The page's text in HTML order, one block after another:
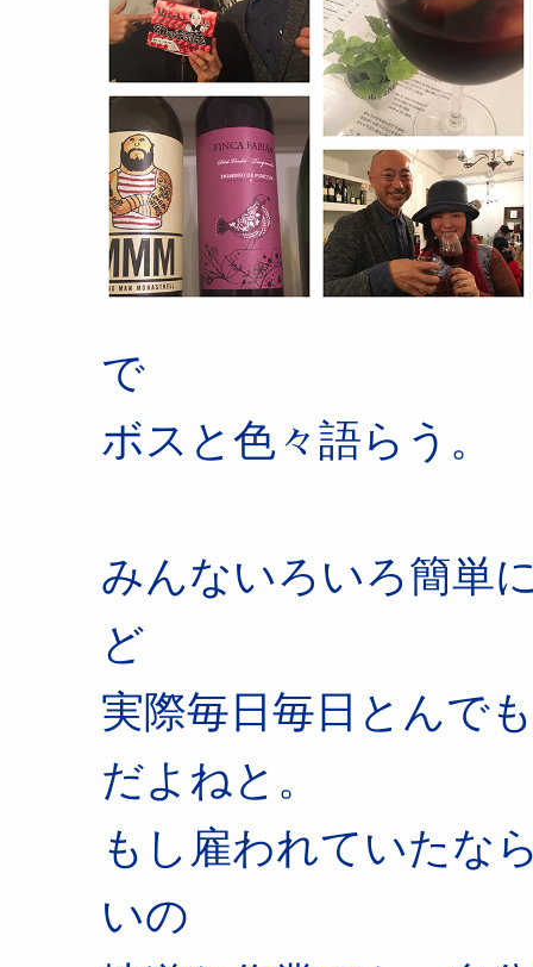
で
ボスと色々語らう。
みんないろいろ簡単
ど
実際毎日毎日とんで
だよねと。
もし雇われていたな
いの